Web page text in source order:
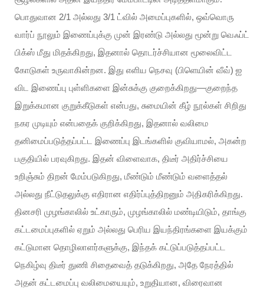
பொதுவான 2/1 அல்லது 3/1 ட்வில் அமைப்புகளில், ஒவ்வொரு
வார்ப் நூலும் இணைப்புக்கு முன் இரண்டு அல்லது மூன்று வெஃப்ட்
பிக்ஸ் மீது மிதக்கிறது, இதனால் தொடர்ச்சியான மூலைவிட்ட
கோடுகள் உருவாகின்றன. இது எளிய நெசவு (பிளெயின் வீவ்) ஐ
விட இணைப்பு புள்ளிகளை இன்சுக்கு குறைக்கிறது—குறைந்த
இறுக்கமான குறுக்கீடுகள் என்பது, சுமையின் கீழ் நூல்கள் சிறிது
நகர முடியும் என்பதைக் குறிக்கிறது, இதனால் வலிமை
தனிமைப்படுத்தப்பட்ட இணைப்பு இடங்களில் குவியாமல், அகன்ற
பகுதியில் பரவுகிறது. இதன் விளைவாக, திடீர் அதிர்ச்சியை
உறிஞ்சும் திறன் மேம்படுகிறது, மீண்டும் மீண்டும் வளைத்தல்
அல்லது நீட்டுதலுக்கு எதிரான எதிர்ப்புத்திறனும் அதிகரிக்கிறது.
தினசரி முழங்காலில் உட்காரும், முழங்காலில் மண்டியிடும், தாங்கு
கட்டமைப்புகளில் ஏறும் அல்லது பெரிய இயந்திரங்களை இயக்கும்
கட்டுமான தொழிலாளர்களுக்கு, இந்தக் கட்டுப்படுத்தப்பட்ட
நெகிழ்வு திடீர் துணி சிதைவைத் தடுக்கிறது, அதே நேரத்தில்
அதன் கட்டமைப்பு வலிமையையும், உறுதியான, விரைவான